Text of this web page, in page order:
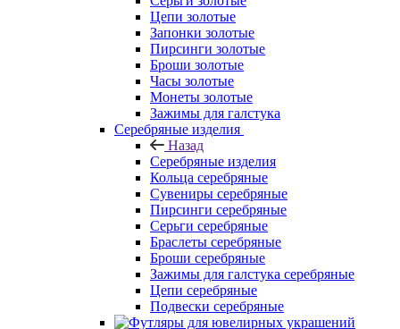
Цепи золотые
Запонки золотые
Пирсинги золотые
Броши золотые
Часы золотые
Монеты золотые
Зажимы для галстука
Серебряные изделия
Назад
Серебряные изделия
Кольца серебряные
Сувениры серебряные
Пирсинги серебряные
Серьги серебряные
Браслеты серебряные
Броши серебряные
Зажимы для галстука серебряные
Цепи серебряные
Подвески серебряные